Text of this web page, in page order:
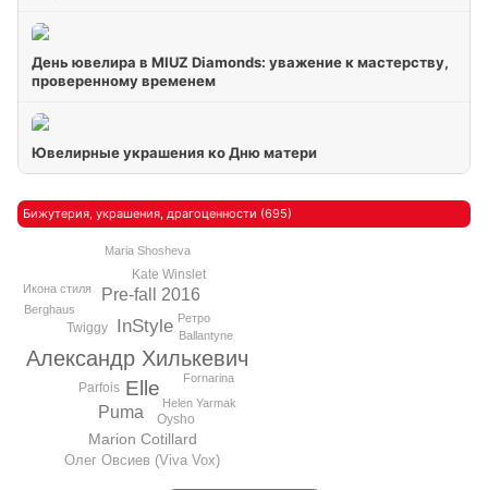
День ювелира в MIUZ Diamonds: уважение к мастерству,
проверенному временем
Ювелирные украшения ко Дню матери
Бижутерия, украшения, драгоценности (695)
Александр Хилькевич
Elle
InStyle
Puma
Pre-fall 2016
Marion Cotillard
Олег Овсиев (Viva Vox)
Twiggy
Oysho
Parfois
Kate Winslet
Fornarina
Helen Yarmak
Ретро
Maria Shosheva
Икона стиля
Ballantyne
Berghaus